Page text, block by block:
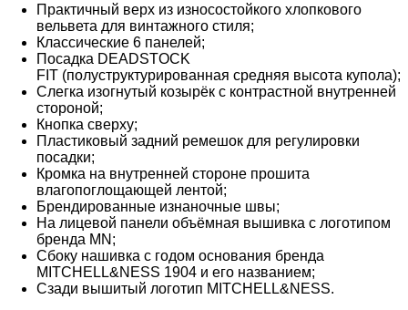
Практичный верх из износостойкого хлопкового
вельвета для винтажного стиля;
Классические 6 панелей;
Посадка DEADSTOCK
FIT (полуструктурированная средняя высота купола);
Слегка изогнутый козырёк с контрастной внутренней
стороной;
Кнопка сверху;
Пластиковый задний ремешок для регулировки
посадки;
Кромка на внутренней стороне прошита
влагопоглощающей лентой;
Брендированные изнаночные швы;
На лицевой панели объёмная вышивка с логотипом
бренда MN;
Сбоку нашивка с годом основания бренда
MITCHELL&NESS 1904 и его названием;
Сзади вышитый логотип MITCHELL&NESS.